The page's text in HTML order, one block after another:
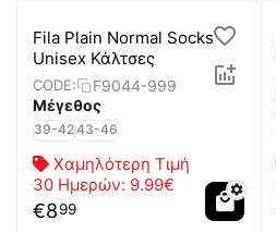
Fila Plain Normal Socks
Unisex Κάλτσες
CODE:
F9044-999
Μέγεθος
39-4243-46
Χαμηλότερη Τιμή
30 Ημερών: 9.99€
€899